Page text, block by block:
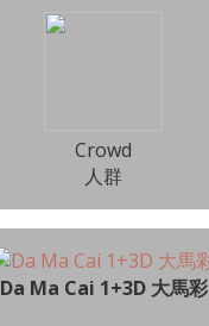
Crowd
人群
Da Ma Cai 1+3D 大馬彩